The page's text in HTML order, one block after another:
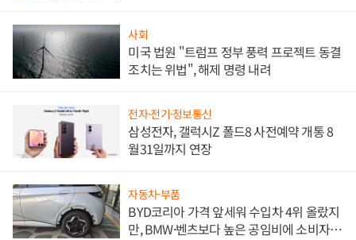
사회
미국 법원 "트럼프 정부 풍력 프로젝트 동결
조치는 위법", 해제 명령 내려
전자·전기·정보통신
삼성전자, 갤럭시Z 폴드8 사전예약 개통 8
월31일까지 연장
자동차·부품
BYD코리아 가격 앞세워 수입차 4위 올랐지
만, BMW·벤츠보다 높은 공임비에 소비자